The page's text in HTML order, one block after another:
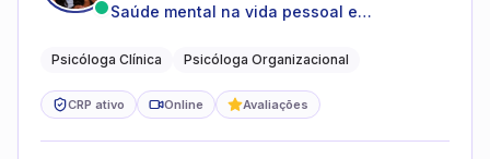
Saúde mental na vida pessoal e
Psicóloga Clínica Psicóloga Organizacional
CRP ativo Online Avaliações